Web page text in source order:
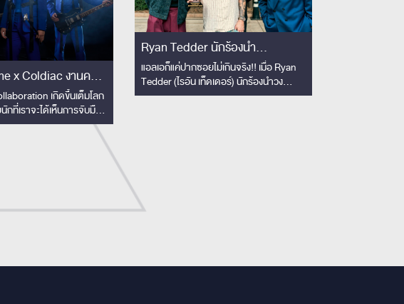
งานคอล
ดนสุดอบอุ่น กับ
นตรี “ไทย–
ผ่านเพลง “ Beautiful
เกิดขึ้นเต็มโลก
กที่เราจะได้เห็นการจับมือ
พ” บวกเข้ากับ “เคมีทาง
Ryan Tedder นักร้องนำ
OneRepublic ย่องเงียบเยือนไทย
เซอร์ไพรส์!! ชมโชว์ Slot Machine
แอลเอก็แค่ปากซอยไม่เกินจริง!! เมื่อ Ryan
Tedder (ไรอัน เท็ดเดอร์) นักร้องนำวง
OneRepublic สุดยอดโปรดิวเซอร์และนัก